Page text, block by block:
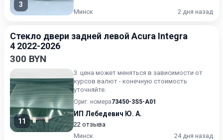
3
Минск 2 дня назад
Стекло двери задней левой Acura Integra
4 2022-2026
300 BYN
11
3. цена может меняться в зависимости от
курсов валют - конечную стоимость
уточняйте.
Ориг. номера73450-3S5-A01
ИП Лебедевич Ю. А.
22 отзыва
Минск
24 дня назад